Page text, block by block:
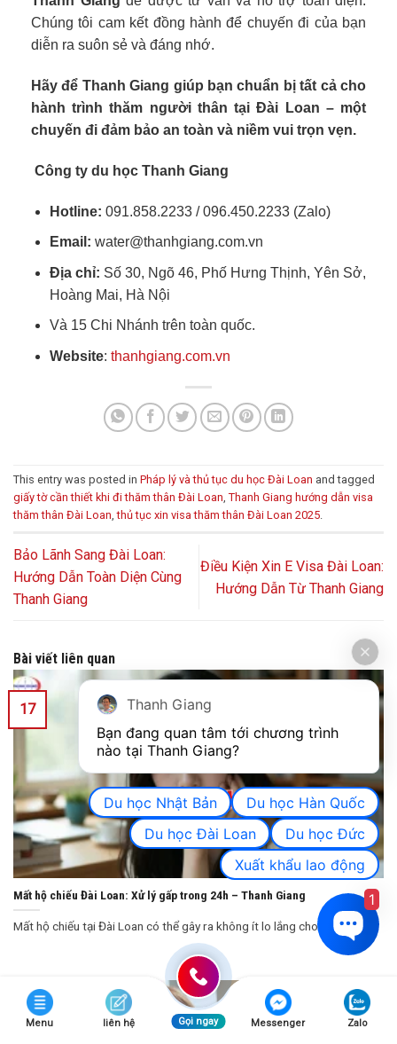
Chúng tôi cam kết đồng hành để chuyến đi của bạn
diễn ra suôn sẻ và đáng nhớ.
Hãy để Thanh Giang giúp bạn chuẩn bị tất cả cho
hành trình thăm người thân tại Đài Loan – một
chuyến đi đảm bảo an toàn và niềm vui trọn vẹn.
Công ty du học Thanh Giang
Hotline: 091.858.2233 / 096.450.2233 (Zalo)
Email: water@thanhgiang.com.vn
Địa chỉ: Số 30, Ngõ 46, Phố Hưng Thịnh, Yên Sở,
Hoàng Mai, Hà Nội
Và 15 Chi Nhánh trên toàn quốc.
Website: thanhgiang.com.vn
This entry was posted in Pháp lý và thủ tục du học Đài Loan and tagged
giấy tờ cần thiết khi đi thăm thân Đài Loan, Thanh Giang hướng dẫn visa
thăm thân Đài Loan,thủ tục xin visa thăm thân Đài Loan 2025.
Bảo Lãnh Sang Đài Loan:
Hướng Dẫn Toàn Diện Cùng
Thanh Giang
Điều Kiện Xin E Visa Đài Loan:
Hướng Dẫn Từ Thanh Giang
Bài viết liên quan
Mất hộ chiếu Đài Loan: Xử lý gấp trong 24h – Thanh Giang
Mất hộ chiếu tại Đài Loan có thể gây ra không ít lo lắng cho [...]
17
05
Menu liên hệ Gọi ngay Messenger Zalo
Thanh Giang
Bạn đang quan tâm tới chương trình
nào tại Thanh Giang?
Du học Nhật Bản
Du học Hàn Quốc
Du học Đài Loan
Du học Đức
Xuất khẩu lao động
1